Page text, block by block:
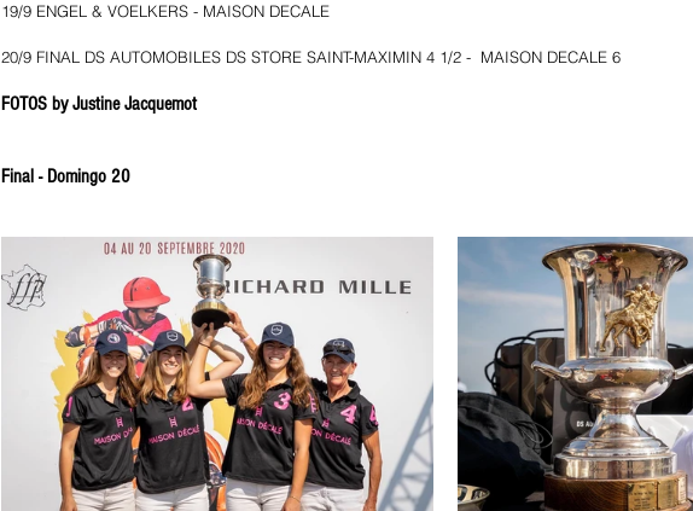
19/9 ENGEL & VOELKERS - MAISON DECALE
20/9 FINAL DS AUTOMOBILES DS STORE SAINT-MAXIMIN 4 1/2 -  MAISON DECALE 6
FOTOS by Justine Jacquemot
Final - Domingo 20